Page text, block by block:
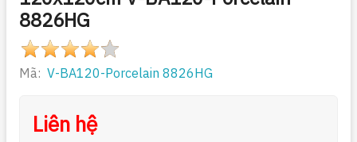
8826HG
Mã: V-BA120-Porcelain 8826HG
Liên hệ